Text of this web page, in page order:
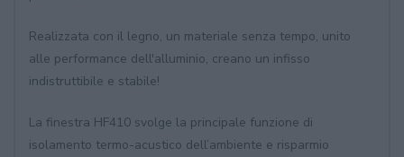
Realizzata con il legno, un materiale senza tempo, unito
alle performance dell'alluminio, creano un infisso
indistruttibile e stabile!
La finestra HF410 svolge la principale funzione di
isolamento termo-acustico dell’ambiente e risparmio